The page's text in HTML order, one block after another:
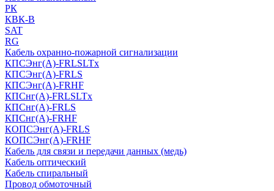
РК
КВК-В
SAT
RG
Кабель охранно-пожарной сигнализации
КПСЭнг(А)-FRLSLTx
КПСЭнг(А)-FRLS
КПСЭнг(А)-FRHF
КПСнг(А)-FRLSLTx
КПСнг(А)-FRLS
КПСнг(А)-FRHF
КОПСЭнг(А)-FRLS
КОПСЭнг(А)-FRHF
Кабель для связи и передачи данных (медь)
Кабель оптический
Кабель спиральный
Провод обмоточный